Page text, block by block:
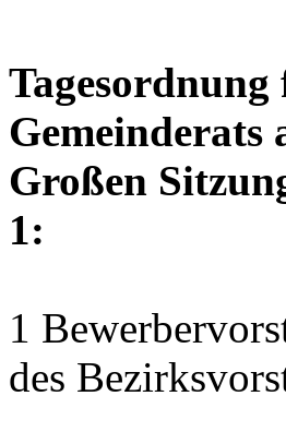
Gemeinderats
Großen
1:
1
des